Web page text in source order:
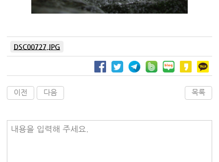
DSC00727.JPG
이전 다음 목록
내용을 입력해 주세요.